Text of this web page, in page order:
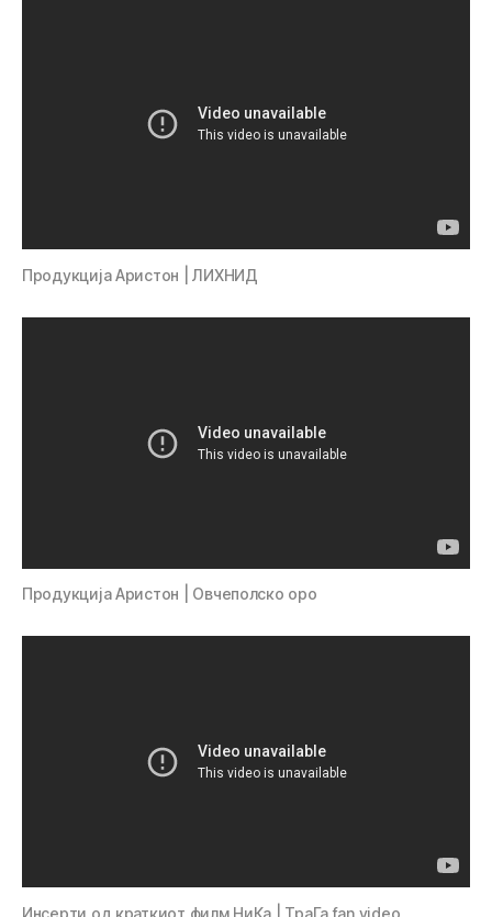
Продукција Аристон | ЛИХНИД
Продукција Аристон | Овчеполско оро
Инсерти од краткиот филм НиКа | ТраГа fan video